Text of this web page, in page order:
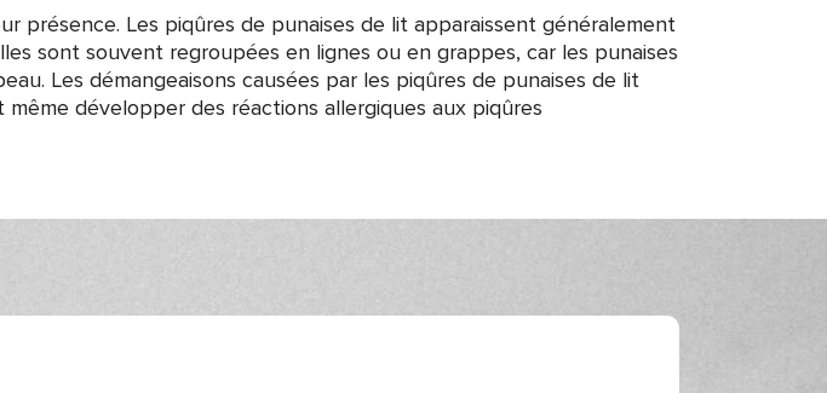
présence. Les piqûres de punaises de lit apparaissent généralement
sont souvent regroupées en lignes ou en grappes, car les punaises
Les démangeaisons causées par les piqûres de punaises de lit
développer des réactions allergiques aux piqûres